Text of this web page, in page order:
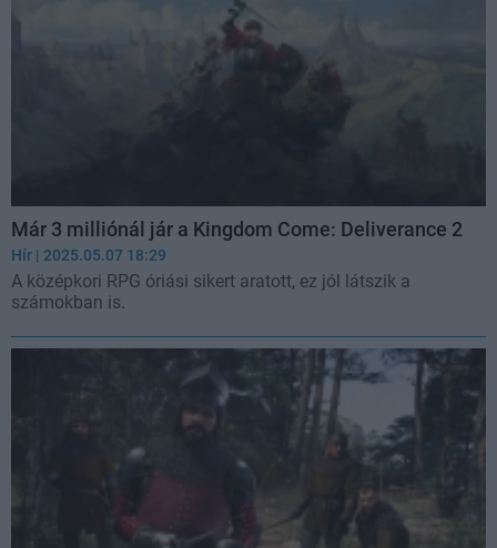
Már 3 milliónál jár a Kingdom Come: Deliverance 2
Hír | 2025.05.07 18:29
A középkori RPG óriási sikert aratott, ez jól látszik a
számokban is.